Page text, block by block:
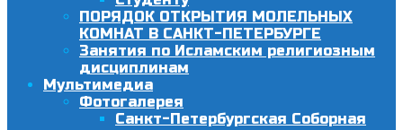
ПОРЯДОК ОТКРЫТИЯ МОЛЕЛЬНЫХ
КОМНАТ В САНКТ-ПЕТЕРБУРГЕ
Занятия по Исламским религиозным
дисциплинам
Мультимедиа
Фотогалерея
Санкт-Петербургская Соборная